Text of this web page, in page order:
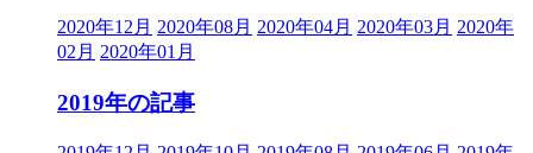
2020年12月 2020年08月 2020年04月 2020年03月 2020年
02月 2020年01月
2019年の記事